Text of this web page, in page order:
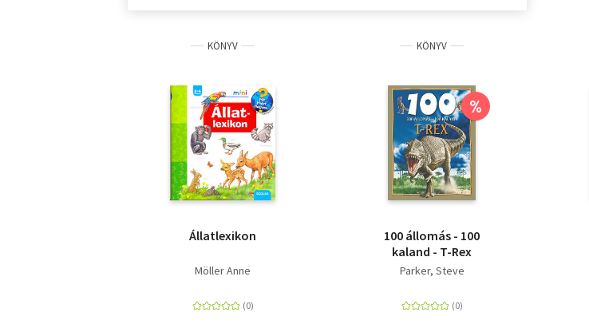
KÖNYV
Állatlexikon
Möller Anne
KÖNYV
%
100 állomás - 100
kaland - T-Rex
Parker, Steve